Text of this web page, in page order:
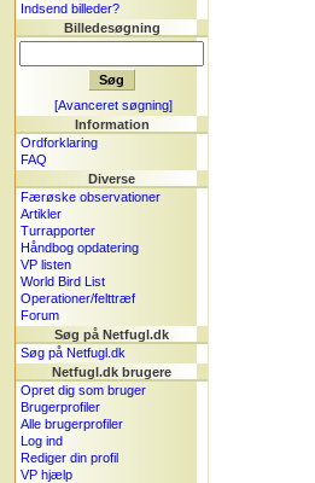
Indsend billeder?
Billedesøgning
[Avanceret søgning]
Information
Ordforklaring
FAQ
Diverse
Færøske observationer
Artikler
Turrapporter
Håndbog opdatering
VP listen
World Bird List
Operationer/felttræf
Forum
Søg på Netfugl.dk
Søg på Netfugl.dk
Netfugl.dk brugere
Opret dig som bruger
Brugerprofiler
Alle brugerprofiler
Log ind
Rediger din profil
VP hjælp